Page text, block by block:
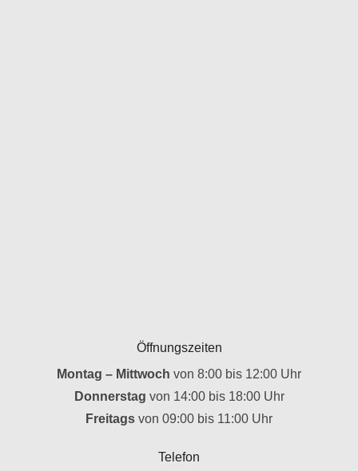
Öffnungszeiten
Montag – Mittwoch von 8:00 bis 12:00 Uhr
Donnerstag von 14:00 bis 18:00 Uhr
Freitags von 09:00 bis 11:00 Uhr
Telefon